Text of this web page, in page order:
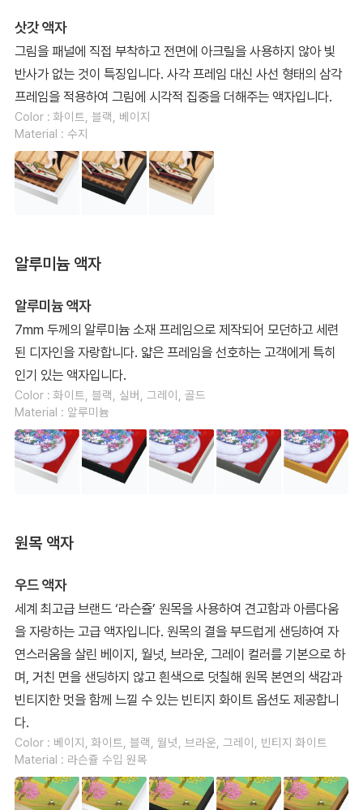
삿갓 액자
그림을 패널에 직접 부착하고 전면에 아크릴을 사용하지 않아 빛
반사가 없는 것이 특징입니다. 사각 프레임 대신 사선 형태의 삼각
프레임을 적용하여 그림에 시각적 집중을 더해주는 액자입니다.
Color : 화이트, 블랙, 베이지
Material : 수지
알루미늄 액자
알루미늄 액자
7mm 두께의 알루미늄 소재 프레임으로 제작되어 모던하고 세련
된 디자인을 자랑합니다. 얇은 프레임을 선호하는 고객에게 특히
인기 있는 액자입니다.
Color : 화이트, 블랙, 실버, 그레이, 골드
Material : 알루미늄
원목 액자
우드 액자
세계 최고급 브랜드 ‘라슨쥴’ 원목을 사용하여 견고함과 아름다움
을 자랑하는 고급 액자입니다. 원목의 결을 부드럽게 샌딩하여 자
연스러움을 살린 베이지, 월넛, 브라운, 그레이 컬러를 기본으로 하
며, 거친 면을 샌딩하지 않고 흰색으로 덧칠해 원목 본연의 색감과
빈티지한 멋을 함께 느낄 수 있는 빈티지 화이트 옵션도 제공합니
다.
Color : 베이지, 화이트, 블랙, 월넛, 브라운, 그레이, 빈티지 화이트
Material : 라슨쥴 수입 원목